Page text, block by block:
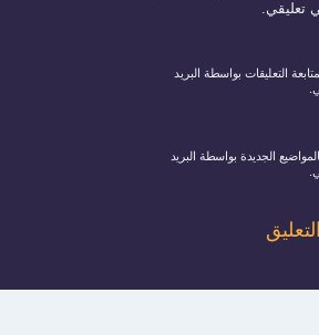
تعليقي.
التعليقات بواسطة البريد
الجديدة بواسطة البريد